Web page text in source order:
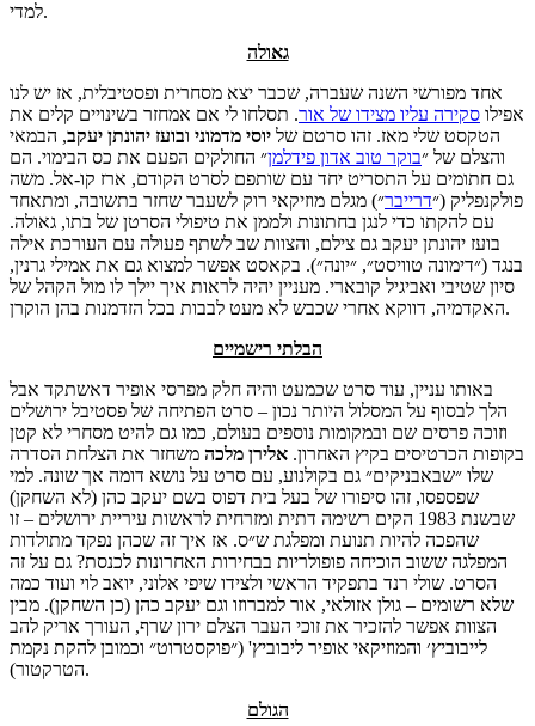
למדי.
גאולה
אחד מפורשי השנה שעברה, שכבר יצא מסחרית ופסטיבלית, אז יש לנו
אפילו סקירה עליו מצידו של אור. תסלחו לי אם אמחזר בשינויים קלים את
הטקסט שלי מאז. זהו סרטם של יוסי מדמוני ובועז יהונתן יעקב, הבמאי
והצלם של ״בוקר טוב אדון פידלמן״ החולקים הפעם את כס הבימוי. הם
גם חתומים על התסריט יחד עם שותפם לסרט הקודם, ארז קו-אל. משה
פולקנפליק (״דרייבר״) מגלם מוזיקאי רוק לשעבר שחזר בתשובה, ומתאחד
עם להקתו כדי לנגן בחתונות ולממן את טיפולי הסרטן של בתו, גאולה.
בועז יהונתן יעקב גם צילם, והצוות שב לשתף פעולה עם העורכת אילה
בנגד (״דימונה טוויסט״, ״יונה״). בקאסט אפשר למצוא גם את אמילי גרנין,
סיון שטיבי ואביגיל קובארי. מעניין יהיה לראות איך יילך לו מול הקהל של
האקדמיה, דווקא אחרי שכבש לא מעט לבבות בכל הזדמנות בהן הוקרן.
הבלתי רישמיים
באותו עניין, עוד סרט שכמעט והיה חלק מפרסי אופיר דאשתקד אבל
הלך לבסוף על המסלול היותר נכון – סרט הפתיחה של פסטיבל ירושלים
וזוכה פרסים שם ובמקומות נוספים בעולם, כמו גם להיט מסחרי לא קטן
בקופות הכרטיסים בקיץ האחרון. אלירן מלכה משחזר את הצלחת הסדרה
שלו ״שבאבניקים״ גם בקולנוע, עם סרט על נושא דומה אך שונה. למי
שפספסו, זהו סיפורו של בעל בית דפוס בשם יעקב כהן (לא השחקן)
שבשנת 1983 הקים רשימה דתית ומזרחית לראשות עיריית ירושלים – זו
שהפכה להיות תנועת ומפלגת ש״ס. אז איך זה שכהן נפקד מתולדות
המפלגה ששוב הוכיחה פופולריות בבחירות האחרונות לכנסת? גם על זה
הסרט. שולי רנד בתפקיד הראשי ולצידו שיפי אלוני, יואב לוי ועוד כמה
שלא רשומים – גולן אזולאי, אור למברוזו וגם יעקב כהן (כן השחקן). מבין
הצוות אפשר להזכיר את זוכי העבר הצלם ירון שרף, העורך אריק להב
לייבוביץ׳ והמוזיקאי אופיר ליבוביץ' (״פוקסטרוט״ וכמובן להקת נקמת
הטרקטור).
הגולם